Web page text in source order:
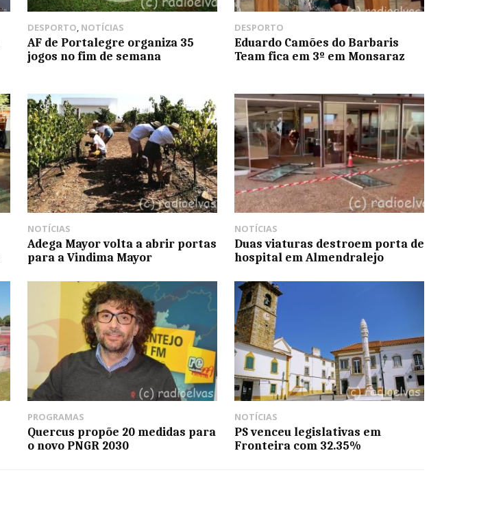
DESPORTO, NOTÍCIAS
AF de Portalegre organiza 35
jogos no fim de semana
DESPORTO
Eduardo Camões do Barbaris
Team fica em 3º em Monsaraz
NOTÍCIAS
Adega Mayor volta a abrir portas
para a Vindima Mayor
NOTÍCIAS
Duas viaturas destroem porta de
hospital em Almendralejo
PROGRAMAS
Quercus propõe 20 medidas para
o novo PNGR 2030
NOTÍCIAS
PS venceu legislativas em
Fronteira com 32.35%